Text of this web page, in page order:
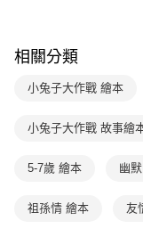
用戶於交易時，得透過本
2.基於同意付款使用「
由本公司與您本人進行
3.完整用戶服務條款，請
※ 請注意：結帳手續完成
購買商品的店家。未經商
後付繳納相關費用。
※ 交易是否成功請以「
客戶支援中心」https://
【注意事項】
１．透過由恩沛科技股
權轉讓予恩沛科技股份有
每筆NT$70，滿
離島宅配（澎湖、金
每筆NT$200
相關分類
小兔子大作戰 繪本
小兔子大作戰 故事繪
5-7歲 繪本 幽
祖孫情 繪本 友